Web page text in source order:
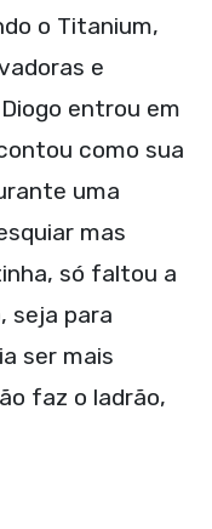
o Titanium,
e
entrou em
como sua
uma
mas
só faltou a
seja para
ser mais
faz o ladrão,